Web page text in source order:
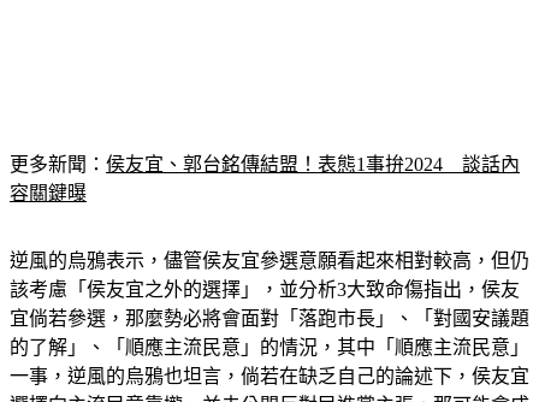
容關鍵曝
該考慮「侯友宜之外的選擇」，並分析3大致命傷指出，侯友
宜倘若參選，那麼勢必將會面對「落跑市長」、「對國安議題
的了解」、「順應主流民意」的情況，其中「順應主流民意」
一事，逆風的烏鴉也坦言，倘若在缺乏自己的論述下，侯友宜
選擇向主流民意靠攏、並未公開反對民進黨主張，那可能會成